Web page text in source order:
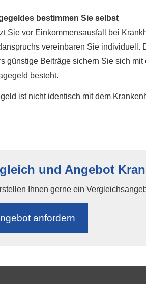
bestimmen Sie selbst
Sie vor Einkommensausfall bei
vereinbaren Sie
günstige Beiträge sichern Sie sich
besteht.
ist nicht identisch mit dem
und Angebot
Ihnen gerne ein
an­for­dern